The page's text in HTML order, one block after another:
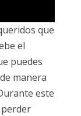
que
el
puedes
manera
este